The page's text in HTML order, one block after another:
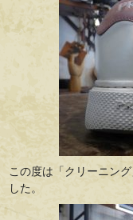
この度は「クリーニン
した。